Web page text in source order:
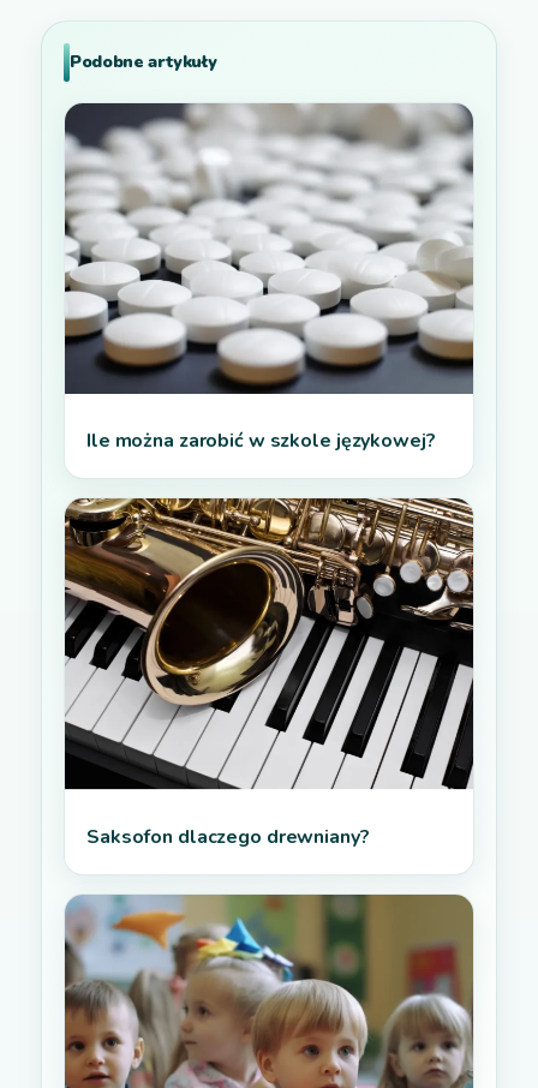
Podobne artykuły
Ile można zarobić w szkole językowej?
Saksofon dlaczego drewniany?